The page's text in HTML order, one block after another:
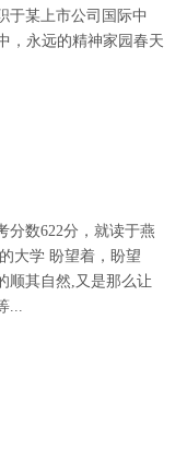
于某上市公司国际中
，永远的精神家园春天
分数622分，就读于燕
大学 盼望着，盼望
顺其自然,又是那么让
...